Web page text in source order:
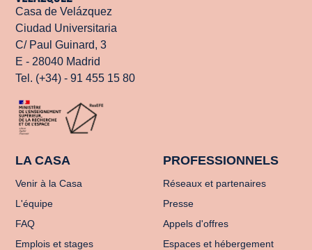
Casa de Velázquez
Ciudad Universitaria
C/ Paul Guinard, 3
E - 28040 Madrid
Tel. (+34) - 91 455 15 80
LA CASA
Venir à la Casa
L'équipe
FAQ
Emplois et stages
PROFESSIONNELS
Réseaux et partenaires
Presse
Appels d'offres
Espaces et hébergement